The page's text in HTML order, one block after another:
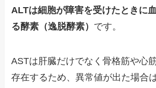
ALTは細胞が障害を受けたときに
る酵素（逸脱酵素） です。
ASTは肝臓だけでなく骨格筋や心
存在するため、異常値が出た場合